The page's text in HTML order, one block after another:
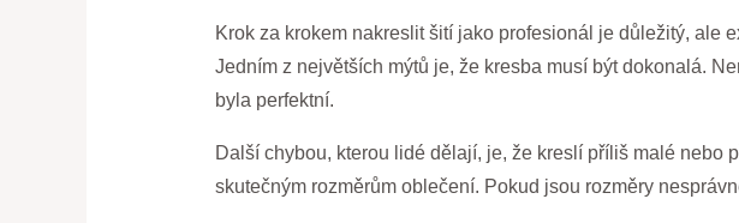
Krok za krokem nakreslit šití jako profesionál je důležitý, ale
Jedním z největších mýtů je, že kresba musí být dokonalá.
byla perfektní.
Další chybou, kterou lidé dělají, je, že kreslí příliš malé nebo
skutečným rozměrům oblečení. Pokud jsou rozměry